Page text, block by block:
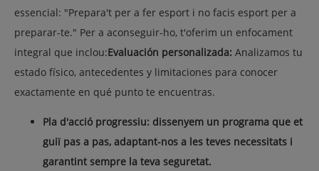
essencial: "Prepara't per a fer esport i no facis esport per a
preparar-te." Per a aconseguir-ho, t'oferim un enfocament
integral que inclou:Evaluación personalizada: Analizamos tu
estado físico, antecedentes y limitaciones para conocer
exactamente en qué punto te encuentras.
Pla d'acció progressiu: dissenyem un programa que et
guiï pas a pas, adaptant-nos a les teves necessitats i
garantint sempre la teva seguretat.